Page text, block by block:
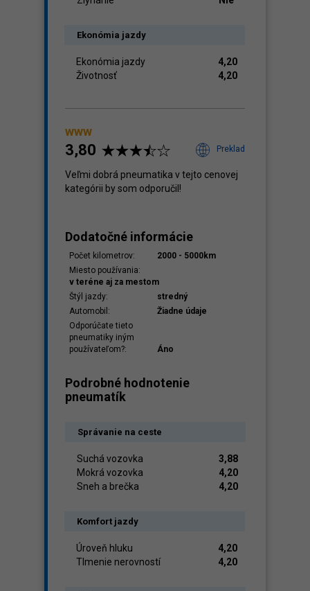
Ekonómia jazdy
Ekonómia jazdy
4,20
Životnosť
4,20
www
3,80 Preklad
Veľmi dobrá pneumatika v tejto cenovej
kategórii by som odporučil!
Dodatočné informácie
Počet kilometrov:
2000 - 5000km
Miesto používania:
v teréne aj za mestom
Štýl jazdy:
stredný
Automobil:
Žiadne údaje
Odporúčate tieto
pneumatiky iným
používateľom?:
Áno
Podrobné hodnotenie
pneumatík
Správanie na ceste
Suchá vozovka
3,88
Mokrá vozovka
4,20
Sneh a brečka
4,20
Komfort jazdy
Úroveň hluku
4,20
Tlmenie nerovností
4,20